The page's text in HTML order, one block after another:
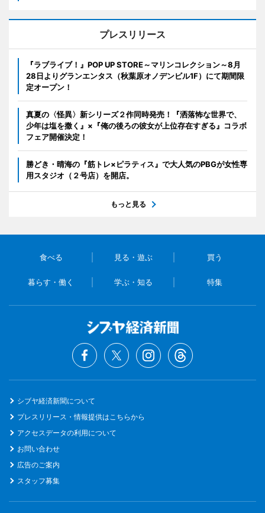
プレスリリース
『ラブライブ！』POP UP STORE～マリンコレクション～8月
28日よりグランエンタス（秋葉原オノデンビル1F）にて期間限
定オープン！
真夏の〈怪異〉新シリーズ２作同時発売！『洒落怖な世界で、
少年は塩を撒く』×『俺の後ろの彼女が上位存在すぎる』コラボ
フェア開催決定！
勝どき・晴海の『筋トレ×ピラティス』で大人気のPBGが女性専
用スタジオ（２号店）を開店。
もっと見る
食べる 見る・遊ぶ 買う
暮らす・働く 学ぶ・知る 特集
シブヤ経済新聞について
プレスリリース・情報提供はこちらから
アクセスデータの利用について
お問い合わせ
広告のご案内
スタッフ募集